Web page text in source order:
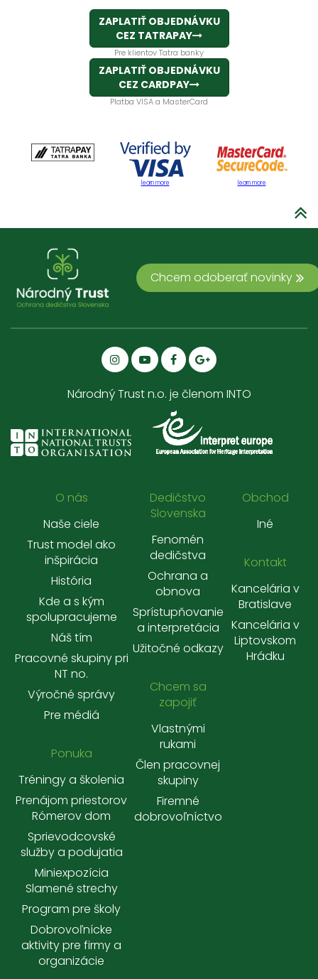
ZAPLATIŤ OBJEDNÁVKU
CEZ TATRAPAY
Pre klientov Tatra banky
ZAPLATIŤ OBJEDNÁVKU
CEZ CARDPAY
Platba VISA a MasterCard
learn more learn more
Chcem odoberať novinky
Národný Trust n.o. je členom INTO
O nás
Naše ciele
Trust model ako
inšpirácia
História
Kde a s kým
spolupracujeme
Náš tím
Pracovné skupiny pri
NT no.
Výročné správy
Pre médiá
Ponuka
Tréningy a školenia
Prenájom priestorov
Rómerov dom
Sprievodcovské
služby a podujatia
Miniexpozícia
Slamené strechy
Program pre školy
Dobrovoľnícke
aktivity pre firmy a
organizácie
Dedičstvo
Slovenska
Fenomén
dedičstva
Ochrana a
obnova
Sprístupňovanie
a interpretácia
Užitočné odkazy
Chcem sa
zapojiť
Vlastnými
rukami
Člen pracovnej
skupiny
Firemné
dobrovoľníctvo
Obchod
Iné
Kontakt
Kancelária v
Bratislave
Kancelária v
Liptovskom
Hrádku